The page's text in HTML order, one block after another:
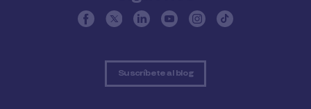
Suscríbete al blog